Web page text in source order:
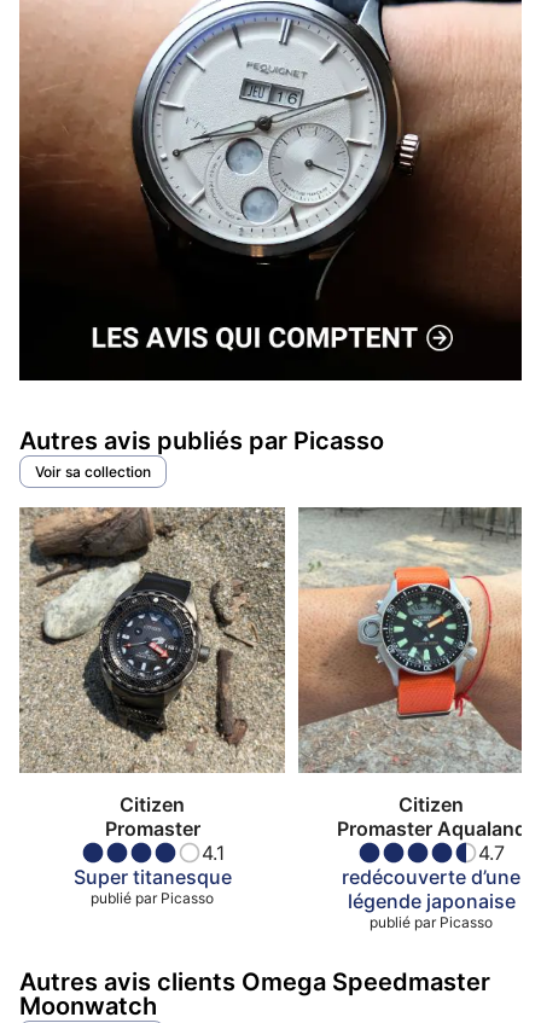
Autres avis publiés par Picasso
Voir sa collection
Citizen
Promaster
4.1
Super titanesque
publié par Picasso
Citizen
Promaster Aqualand
4.7
redécouverte d’une
légende japonaise
publié par Picasso
Autres avis clients Omega Speedmaster
Moonwatch